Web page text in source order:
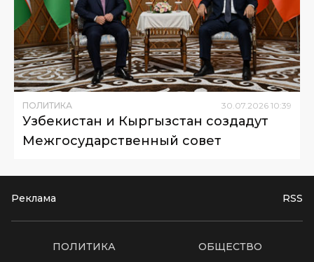
ПОЛИТИКА 30 07 2026 10:39
Узбекистан и Кыргызстан создадут
Межгосударственный совет
Реклама RSS
ПОЛИТИКА
ОБЩЕСТВО